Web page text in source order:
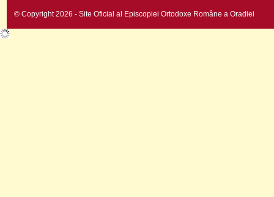
© Copyright 2026 - Site Oficial al Episcopiei Ortodoxe Române a Oradiei